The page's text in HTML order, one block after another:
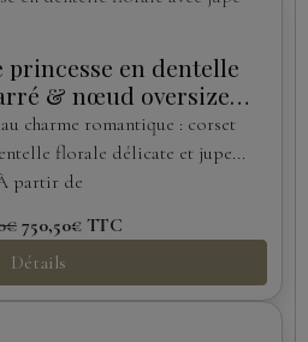
princesse en dentelle
& nœud oversize
charme romantique : corset
florale délicate et jupe...
partir de
750,50€ TTC
Détails